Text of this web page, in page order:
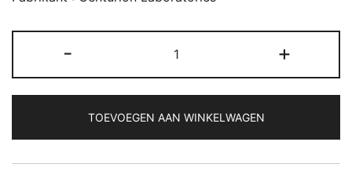
-
Soft
100
aantal
+
TOEVOEGEN AAN WINKELWAGEN